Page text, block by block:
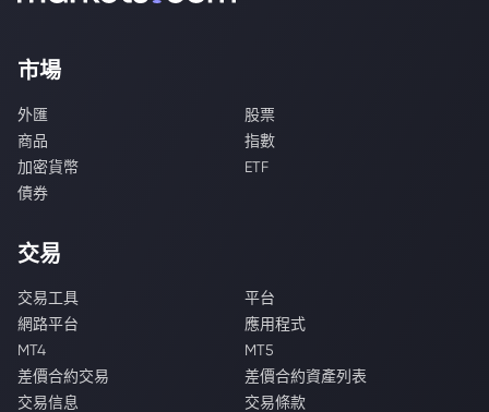
市場
外匯
股票
商品
指數
加密貨幣
ETF
債券
交易
交易工具
平台
網路平台
應用程式
MT4
MT5
差價合約交易
差價合約資產列表
交易信息
交易條款